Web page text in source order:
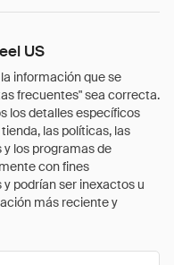
US
información que se
frecuentes" sea correcta.
los detalles específicos
las políticas, las
los programas de
con fines
podrían ser inexactos u
más reciente y